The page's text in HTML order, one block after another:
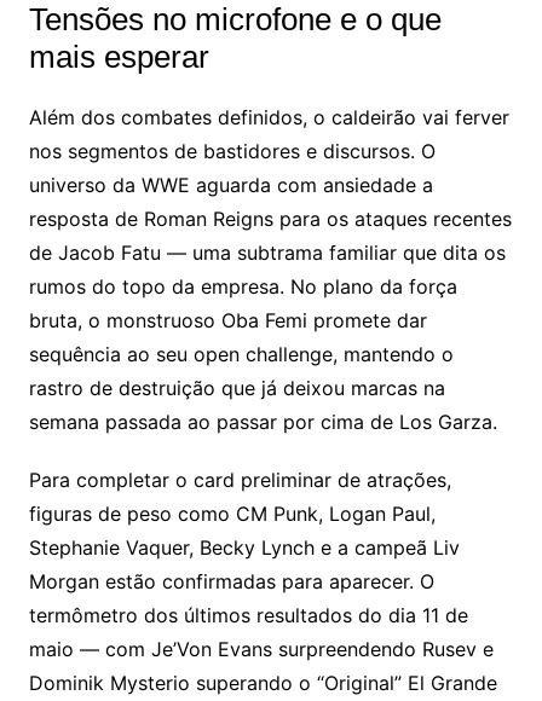
Tensões no microfone e o que
mais esperar
Além dos combates definidos, o caldeirão vai ferver
nos segmentos de bastidores e discursos. O
universo da WWE aguarda com ansiedade a
resposta de Roman Reigns para os ataques recentes
de Jacob Fatu — uma subtrama familiar que dita os
rumos do topo da empresa. No plano da força
bruta, o monstruoso Oba Femi promete dar
sequência ao seu open challenge, mantendo o
rastro de destruição que já deixou marcas na
semana passada ao passar por cima de Los Garza.
Para completar o card preliminar de atrações,
figuras de peso como CM Punk, Logan Paul,
Stephanie Vaquer, Becky Lynch e a campeã Liv
Morgan estão confirmadas para aparecer. O
termômetro dos últimos resultados do dia 11 de
maio — com Je’Von Evans surpreendendo Rusev e
Dominik Mysterio superando o “Original” El Grande